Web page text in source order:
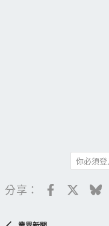
你必須登
分享： Facebook